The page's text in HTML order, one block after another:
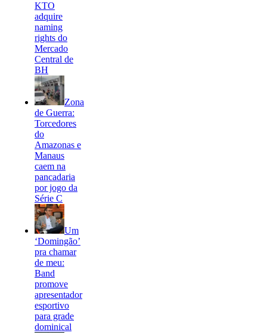
KTO
adquire
naming
rights do
Mercado
Central de
BH
Zona
de Guerra:
Torcedores
do
Amazonas e
Manaus
caem na
pancadaria
por jogo da
Série C
Um
‘Domingão’
pra chamar
de meu:
Band
promove
apresentador
esportivo
para grade
dominical